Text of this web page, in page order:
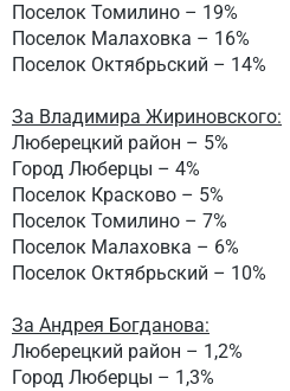
Поселок Томилино – 19%
Поселок Малаховка – 16%
Поселок Октябрьский – 14%
За Владимира Жириновского:
Люберецкий район – 5%
Город Люберцы – 4%
Поселок Красково – 5%
Поселок Томилино – 7%
Поселок Малаховка – 6%
Поселок Октябрьский – 10%
За Андрея Богданова:
Люберецкий район – 1,2%
Город Люберцы – 1,3%